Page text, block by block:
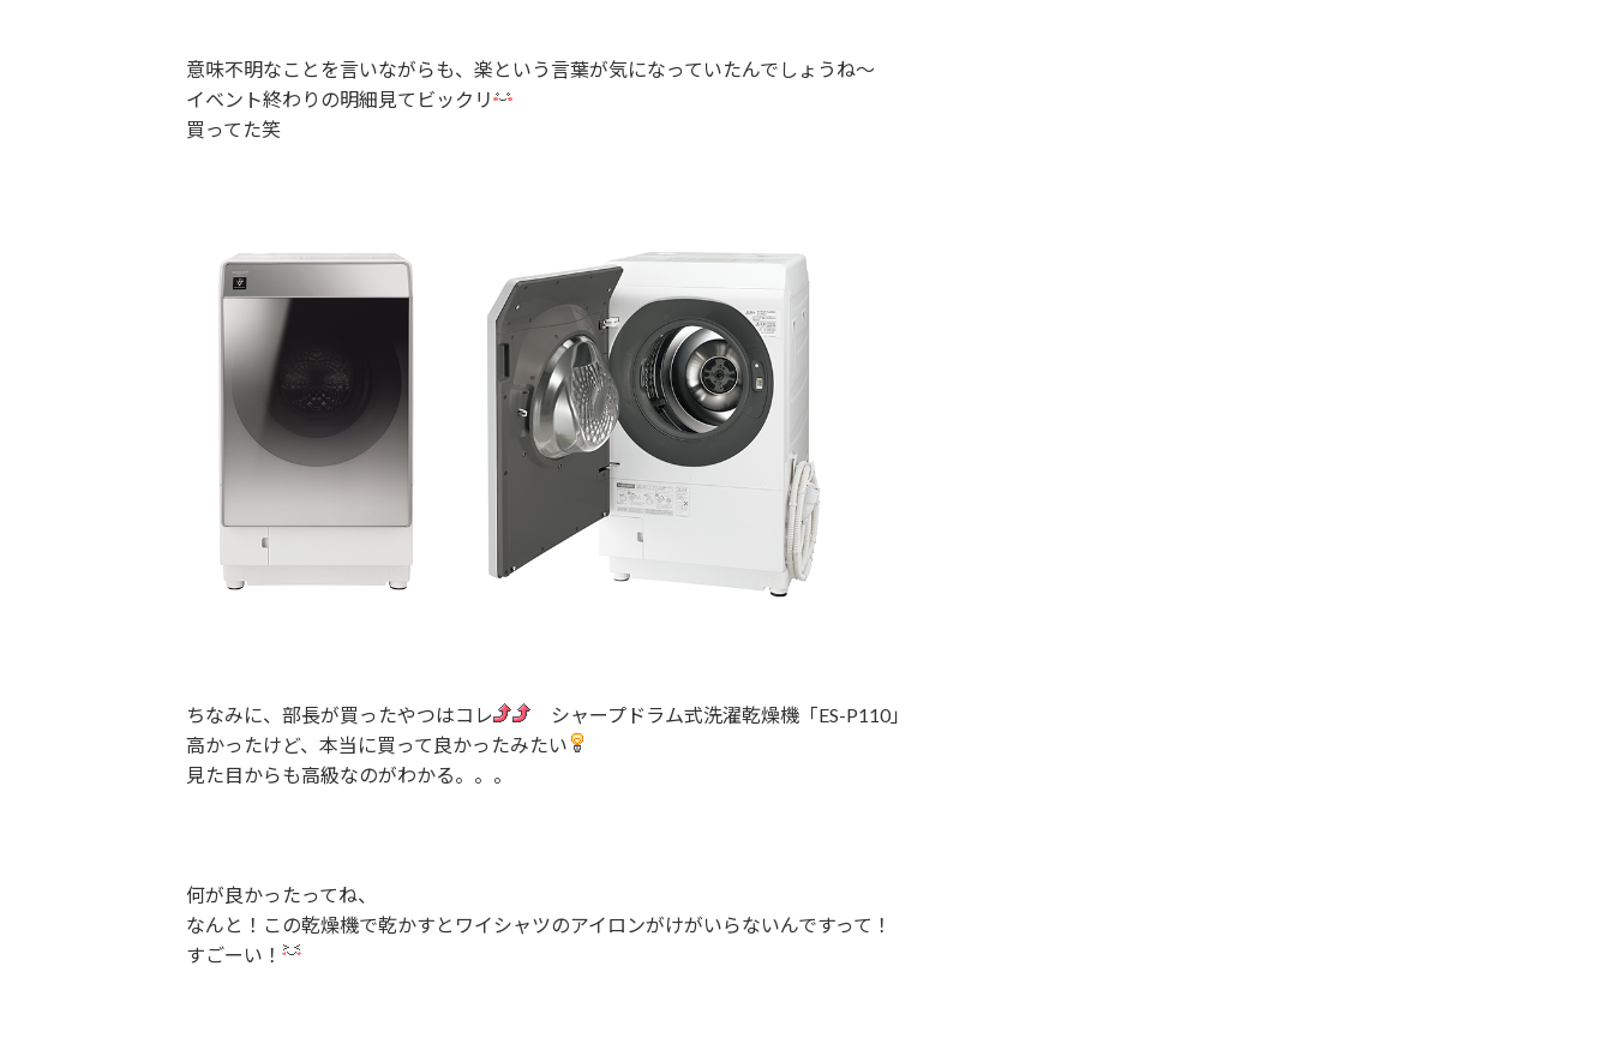
意味不明なことを言いながらも、楽という言葉が気になっていたんでしょうね～
イベント終わりの明細見てビックリ
買ってた笑
ちなみに、部長が買ったやつはコレ
シャープドラム式洗濯乾燥機「ES-P110」
高かったけど、本当に買って良かったみたい
見た目からも高級なのがわかる。。。
何が良かったってね、
なんと！この乾燥機で乾かすとワイシャツのアイロンがけがいらないんですって！
すごーい！